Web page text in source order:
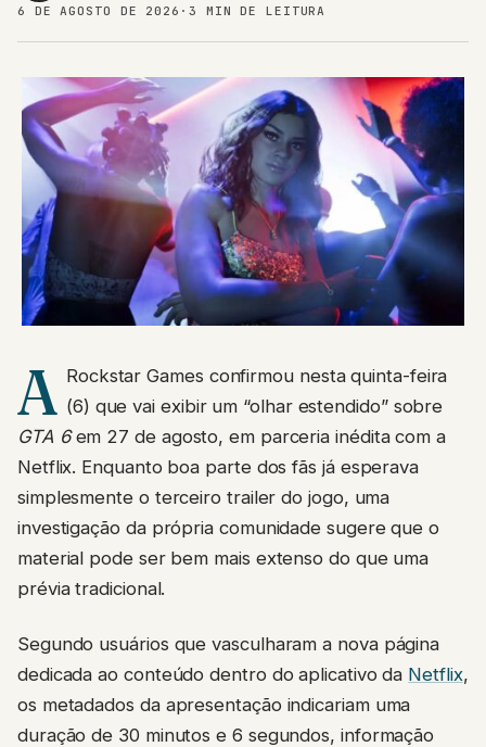
6 DE AGOSTO DE 2026 · 3 MIN DE LEITURA
A Rockstar Games confirmou nesta quinta-feira
(6) que vai exibir um “olhar estendido” sobre
GTA 6em 27 de agosto, em parceria inédita com a
Netflix. Enquanto boa parte dos fãs já esperava
simplesmente o terceiro trailer do jogo, uma
investigação da própria comunidade sugere que o
material pode ser bem mais extenso do que uma
prévia tradicional.
Segundo usuários que vasculharam a nova página
dedicada ao conteúdo dentro do aplicativo da Netflix,
os metadados da apresentação indicariam uma
duração de 30 minutos e 6 segundos, informação